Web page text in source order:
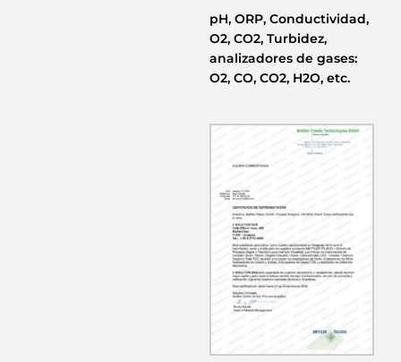
pH, ORP, Conductividad,
O2, CO2, Turbidez,
analizadores de gases:
O2, CO, CO2, H2O, etc.